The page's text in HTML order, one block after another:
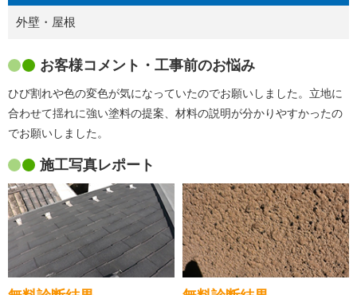
外壁・屋根
お客様コメント・工事前のお悩み
ひび割れや色の変色が気になっていたのでお願いしました。立地に
合わせて揺れに強い塗料の提案、材料の説明が分かりやすかったの
でお願いしました。
施工写真レポート